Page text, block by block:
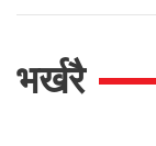
भर्खरै